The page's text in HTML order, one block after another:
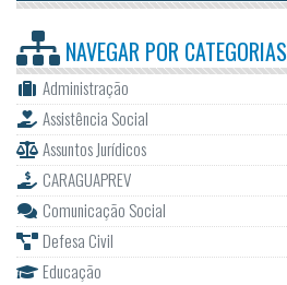
NAVEGAR POR CATEGORIAS
Administração
Assistência Social
Assuntos Jurídicos
CARAGUAPREV
Comunicação Social
Defesa Civil
Educação